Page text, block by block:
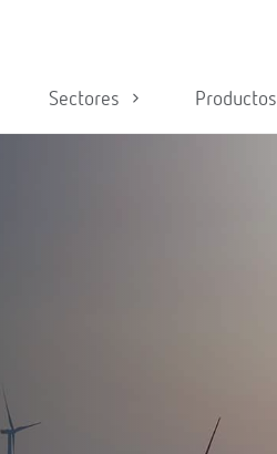
Sectores Productos